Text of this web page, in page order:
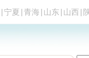
宁夏 青海 山东 山西